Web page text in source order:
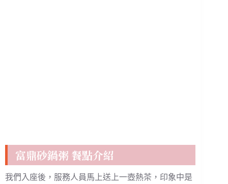
富鼎砂鍋粥 餐點介紹
我們入座後，服務人員馬上送上一壺熱茶，印象中是